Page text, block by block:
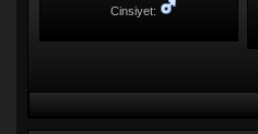
Cinsiyet: